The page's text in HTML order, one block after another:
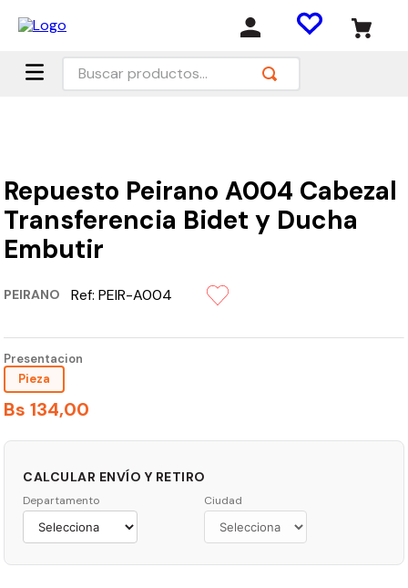
Buscar productos...
Repuesto Peirano A004 Cabezal
Transferencia Bidet y Ducha
Embutir
PEIRANO Ref:PEIR-A004
Presentacion
Pieza
Bs 134,00
CALCULAR ENVÍO Y RETIRO
Departamento Ciudad